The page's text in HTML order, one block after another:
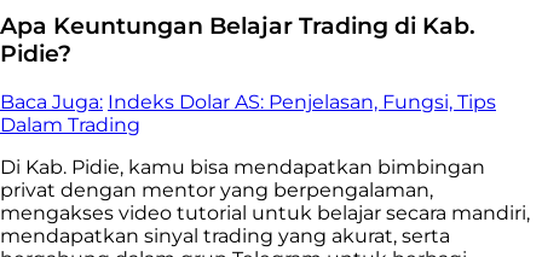
Apa Keuntungan Belajar Trading di Kab.
Pidie?
Baca Juga: Indeks Dolar AS: Penjelasan, Fungsi, Tips
Dalam Trading
Di Kab. Pidie, kamu bisa mendapatkan bimbingan
privat dengan mentor yang berpengalaman,
mengakses video tutorial untuk belajar secara mandiri,
mendapatkan sinyal trading yang akurat, serta